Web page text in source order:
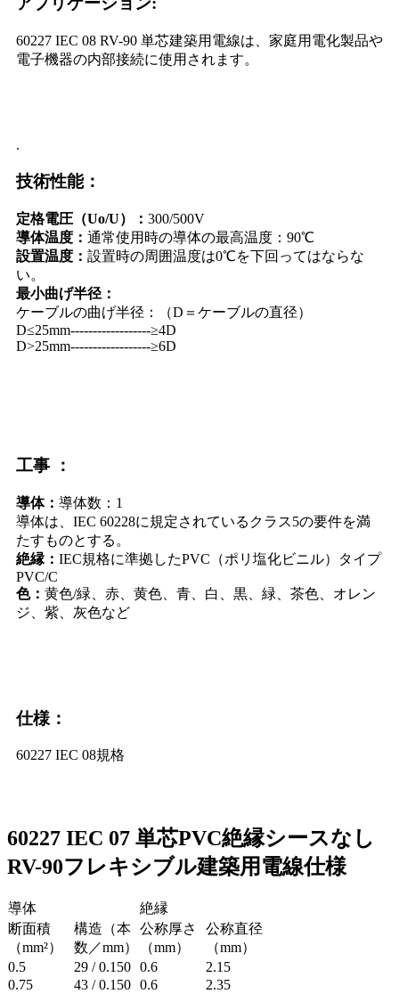
60227 IEC 08 RV-90 単芯建築用電線は、家庭用電化製品や
電子機器の内部接続に使用されます。
.
技術性能：
定格電圧（Uo/U）： 300/500V
導体温度： 通常使用時の導体の最高温度：90℃
設置温度： 設置時の周囲温度は0℃を下回ってはならな
い。
最小曲げ半径：
ケーブルの曲げ半径：（D＝ケーブルの直径）
D≤25mm------------------≥4D
D>25mm------------------≥6D
工事 ：
導体： 導体数：1
導体は、IEC 60228に規定されているクラス5の要件を満
たすものとする。
絶縁： IEC規格に準拠したPVC（ポリ塩化ビニル）タイプ
PVC/C
色： 黄色/緑、赤、黄色、青、白、黒、緑、茶色、オレン
ジ、紫、灰色など
仕様：
60227 IEC 08規格
60227 IEC 07 単芯PVC絶縁シースなし
RV-90フレキシブル建築用電線仕様
導体
絶縁
断面積
（mm²）
構造（本
数／mm）
公称厚さ
（mm）
公称直径
（mm）
0.5
29 / 0.150 0.6
2.15
0.75
43 / 0.150 0.6
2.35